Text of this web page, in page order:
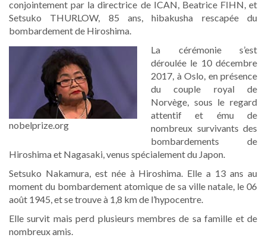
conjointement par la directrice de ICAN, Beatrice FIHN, et
Setsuko THURLOW, 85 ans, hibakusha rescapée du
bombardement de Hiroshima.
nobelprize.org
La cérémonie s’est
déroulée le 10 décembre
2017, à Oslo, en présence
du couple royal de
Norvège, sous le regard
attentif et ému de
nombreux survivants des
bombardements de
Hiroshima et Nagasaki, venus spécialement du Japon.
Setsuko Nakamura, est née à Hiroshima. Elle a 13 ans au
moment du bombardement atomique de sa ville natale, le 06
août 1945, et se trouve à 1,8 km de l’hypocentre.
Elle survit mais perd plusieurs membres de sa famille et de
nombreux amis.